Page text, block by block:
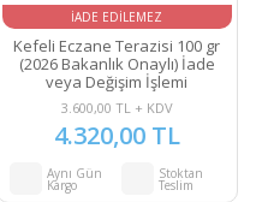
İADE EDİLEMEZ
Kefeli Eczane Terazisi 100 gr
(2026 Bakanlık Onaylı) İade
veya Değişim İşlemi
Yapılamaz
3.600,00 TL + KDV
4.320,00 TL
Aynı Gün
Kargo
Stoktan
Teslim